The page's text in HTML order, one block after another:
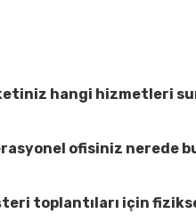
hangi hizmetleri
ofisiniz nerede
toplantıları için